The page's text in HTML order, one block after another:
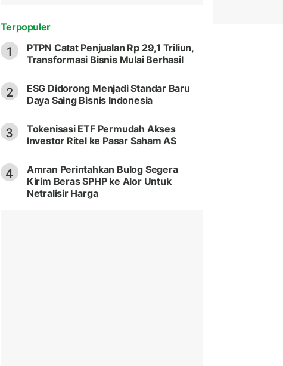
Terpopuler
1
PTPN Catat Penjualan Rp 29,1 Triliun,
Transformasi Bisnis Mulai Berhasil
2
ESG Didorong Menjadi Standar Baru
Daya Saing Bisnis Indonesia
3
Tokenisasi ETF Permudah Akses
Investor Ritel ke Pasar Saham AS
4
Amran Perintahkan Bulog Segera
Kirim Beras SPHP ke Alor Untuk
Netralisir Harga